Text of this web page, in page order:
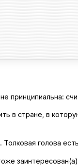
принципиальна:
в стране, в
голова